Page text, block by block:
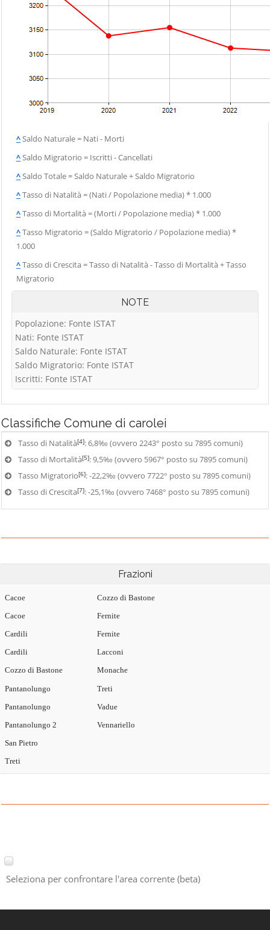
^Saldo Naturale = Nati - Morti
^Saldo Migratorio = Iscritti - Cancellati
^Saldo Totale = Saldo Naturale + Saldo Migratorio
^Tasso di Natalità = (Nati / Popolazione media) * 1.000
^Tasso di Mortalità = (Morti / Popolazione media) * 1.000
^Tasso Migratorio = (Saldo Migratorio / Popolazione media) *
1.000
^Tasso di Crescita = Tasso di Natalità - Tasso di Mortalità + Tasso
Migratorio
NOTE
Popolazione: Fonte ISTAT
Nati: Fonte ISTAT
Saldo Naturale: Fonte ISTAT
Saldo Migratorio: Fonte ISTAT
Iscritti: Fonte ISTAT
Classifiche Comune di carolei
Tasso di Natalità[4]: 6,8‰ (ovvero 2243° posto su 7895 comuni)
Tasso di Mortalità[5]: 9,5‰ (ovvero 5967° posto su 7895 comuni)
Tasso Migratorio[6]: -22,2‰ (ovvero 7722° posto su 7895 comuni)
Tasso di Crescita[7]: -25,1‰ (ovvero 7468° posto su 7895 comuni)
Frazioni
Cacoe
Cacoe
Cardili
Cardili
Cozzo di Bastone
Cozzo di Bastone
Fernite
Fernite
Lacconi
Monache
Pantanolungo
Pantanolungo
Pantanolungo 2
San Pietro
Treti
Treti
Vadue
Vennariello
Seleziona per confrontare l'area corrente (beta)